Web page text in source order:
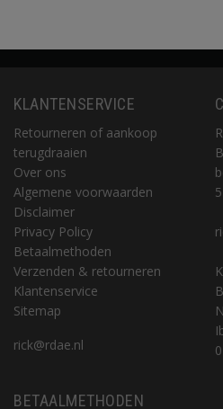
KLANTENSERVICE
Retourneren of aankoop
terugdraaien
Over ons
Algemene voorwaarden
Disclaimer
Privacy Policy
Betaalmethoden
Verzenden & retourneren
Klantenservice
Sitemap
rick@rdae.nl
BETAALMETHODEN